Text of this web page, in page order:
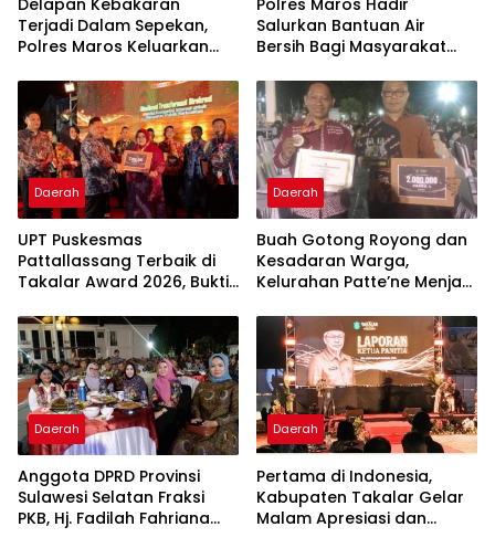
Terjadi Dalam Sepekan,
Polres Maros Keluarkan
Masyarakat
Salurkan Bantuan Air
Bersih Bagi Masyarakat
Di Maros
Daerah
UPT Puskesmas
Pattallassang Terbaik di
Takalar Award 2026, Bukti
Pelayanan Kesehatan
Berkualitas
Daerah
Buah Gotong Royong dan
Kesadaran Warga,
Kelurahan Patte’ne Menjadi
2026
Daerah
Anggota DPRD Provinsi
Sulawesi Selatan Fraksi
PKB, Hj. Fadilah Fahriana
Daerah
Pertama di Indonesia,
Kabupaten Takalar Gelar
Malam Apresiasi dan